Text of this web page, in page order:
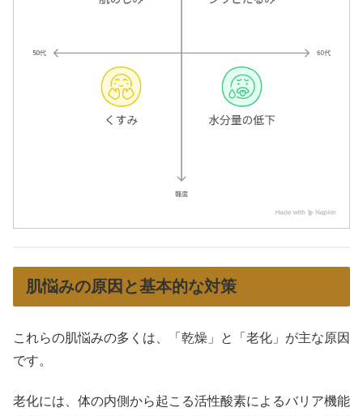
肌悩みの原因と基本的な対策
これらの肌悩みの多くは、「乾燥」と「老化」が主な原因
です。
老化には、体の内側から起こる活性酸素によるバリア機能